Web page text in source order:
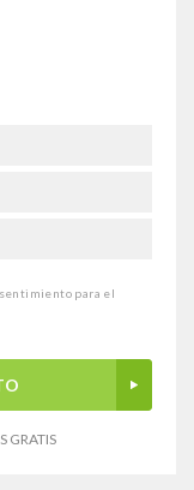
para el
GRATIS